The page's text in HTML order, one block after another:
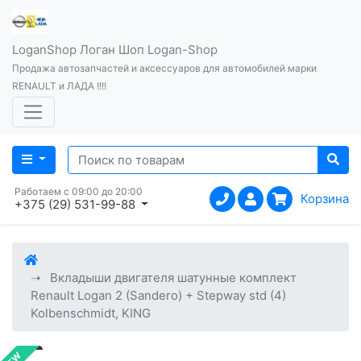
LoganShop Логан Шоп Logan-Shop
Продажа автозапчастей и аксессуаров для автомобилей марки
RENAULT и ЛАДА !!!!
Работаем с 09:00 до 20:00
+375 (29) 531-99-88 Корзина
Вкладыши двигателя шатунные комплект
Renault Logan 2 (Sandero) + Stepway std (4)
Kolbenschmidt, KING